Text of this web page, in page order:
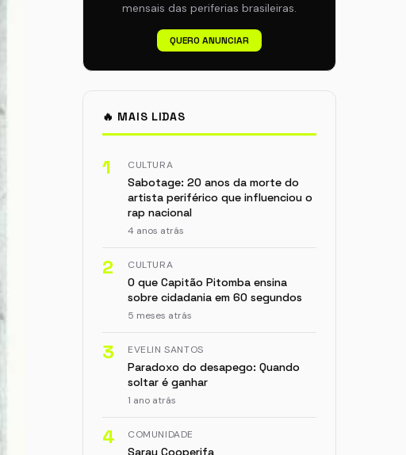
mensais das periferias brasileiras.
QUERO ANUNCIAR
🔥 MAIS LIDAS
1 CULTURA
Sabotage: 20 anos da morte do
artista periférico que influenciou o
rap nacional
4 anos atrás
2 CULTURA
O que Capitão Pitomba ensina
sobre cidadania em 60 segundos
5 meses atrás
3 EVELIN SANTOS
Paradoxo do desapego: Quando
soltar é ganhar
1 ano atrás
4 COMUNIDADE
Sarau Cooperifa